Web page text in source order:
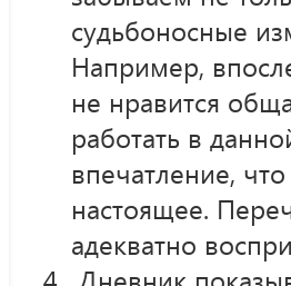
судьбоносные
Например,
не нравится
работать в
впечатление,
настоящее.
адекватно